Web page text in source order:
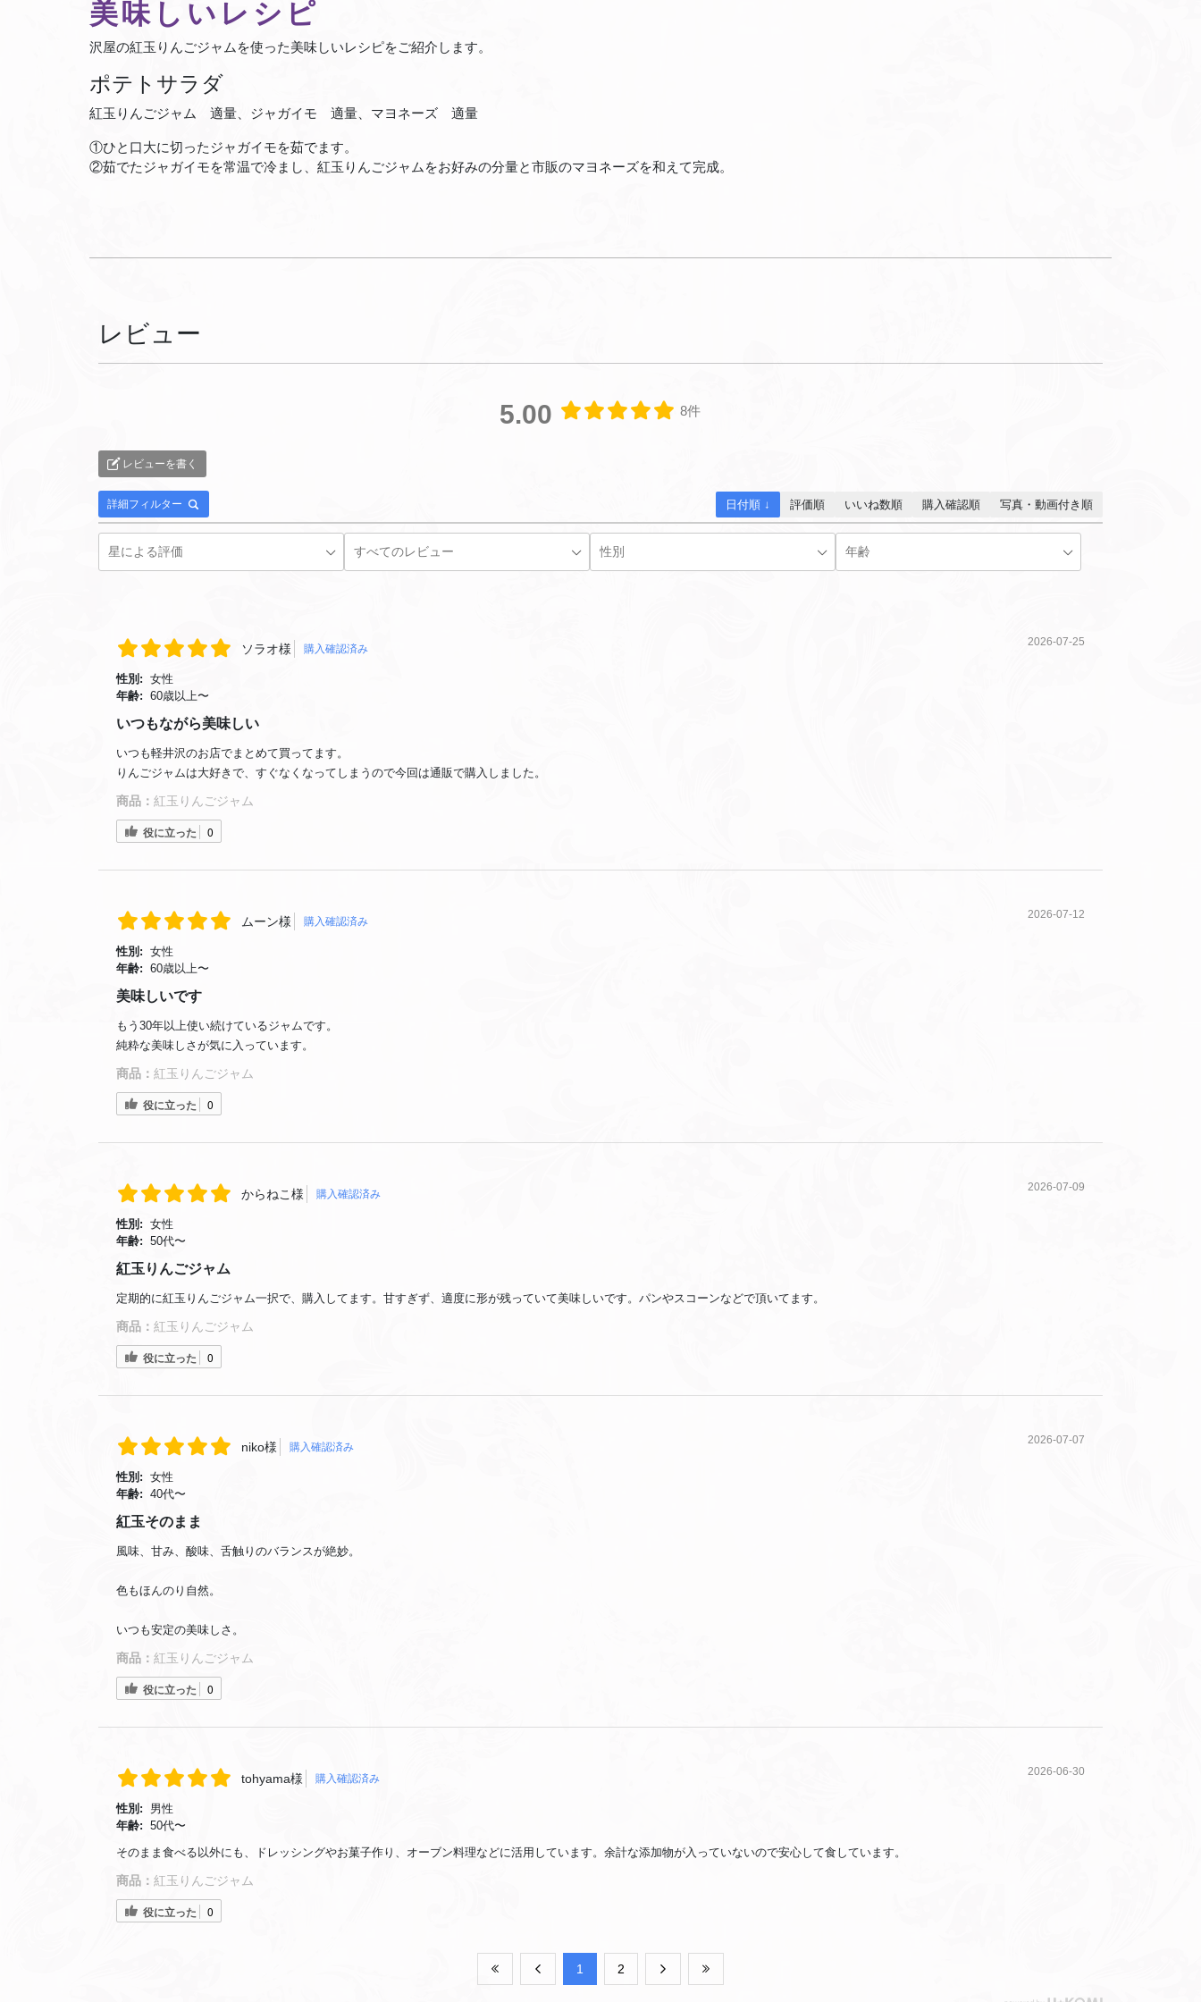
美味しいレシピ
沢屋の紅玉りんごジャムを使った美味しいレシピをご紹介します。
ポテトサラダ
紅玉りんごジャム 適量、ジャガイモ 適量、マヨネーズ 適量
①ひと口大に切ったジャガイモを茹でます。
②茹でたジャガイモを常温で冷まし、紅玉りんごジャムをお好みの分量と市販のマヨネーズを和えて完成。
レビュー
5.00 8件
レビューを書く
詳細フィルター 日付順 ↓ 評価順 いいね数順 購入確認順 写真・動画付き順
ソラオ様 購入確認済み
2026-07-25
性別: 女性
年齢: 60歳以上〜
いつもながら美味しい
いつも軽井沢のお店でまとめて買ってます。
りんごジャムは大好きで、すぐなくなってしまうので今回は通販で購入しました。
商品： 紅玉りんごジャム
役に立った 0
ムーン様 購入確認済み
2026-07-12
性別: 女性
年齢: 60歳以上〜
美味しいです
もう30年以上使い続けているジャムです。
純粋な美味しさが気に入っています。
商品： 紅玉りんごジャム
役に立った 0
からねこ様 購入確認済み
2026-07-09
性別: 女性
年齢: 50代〜
紅玉りんごジャム
定期的に紅玉りんごジャム一択で、購入してます。甘すぎず、適度に形が残っていて美味しいです。パンやスコーンなどで頂いてます。
商品： 紅玉りんごジャム
役に立った 0
niko様 購入確認済み
2026-07-07
性別: 女性
年齢: 40代〜
紅玉そのまま
風味、甘み、酸味、舌触りのバランスが絶妙。
色もほんのり自然。
いつも安定の美味しさ。
商品： 紅玉りんごジャム
役に立った 0
tohyama様 購入確認済み
2026-06-30
性別:
男性
年齢: 50代〜
そのまま食べる以外にも、ドレッシングやお菓子作り、オーブン料理などに活用しています。余計な添加物が入っていないので安心して食しています。
商品： 紅玉りんごジャム
役に立った 0
​1 ​2